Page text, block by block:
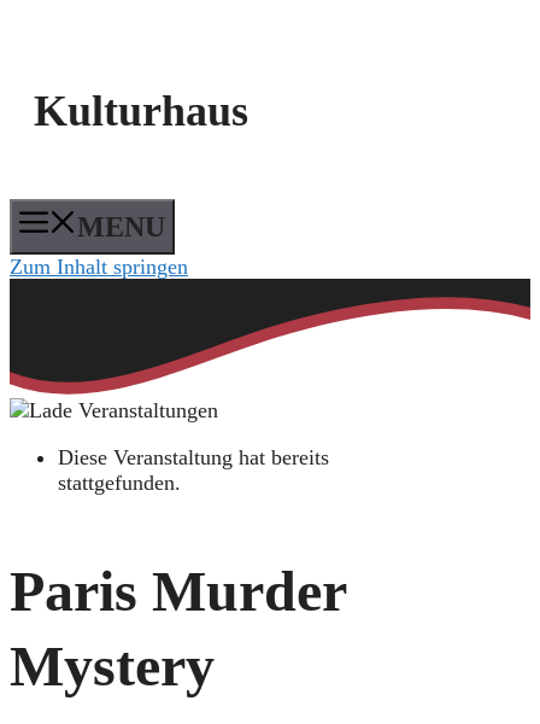
Kulturhaus
MENU
Zum Inhalt springen
Diese Veranstaltung hat bereits
stattgefunden.
Paris Murder
Mystery